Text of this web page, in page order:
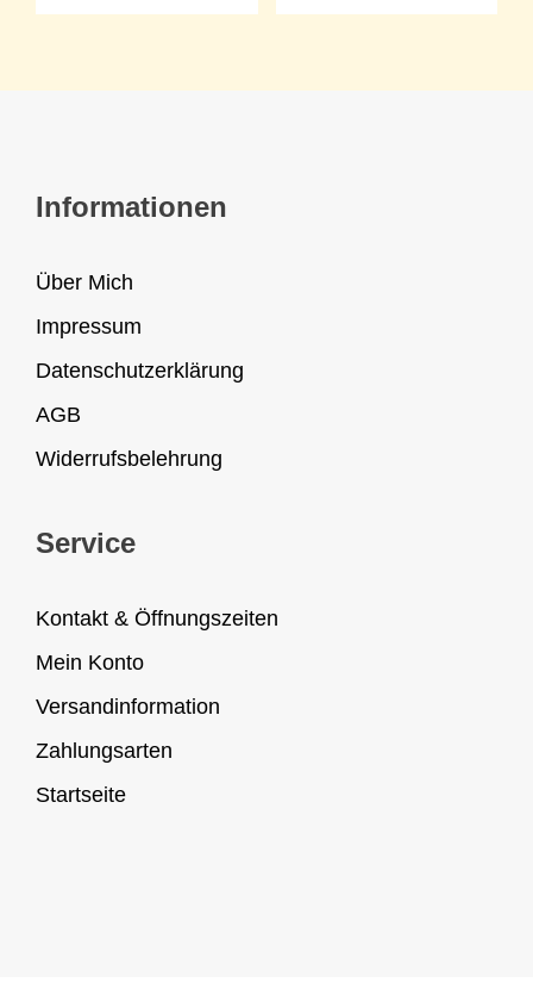
Informationen
Über Mich
Impressum
Datenschutzerklärung
AGB
Widerrufsbelehrung
Service
Kontakt & Öffnungszeiten
Mein Konto
Versandinformation
Zahlungsarten
Startseite